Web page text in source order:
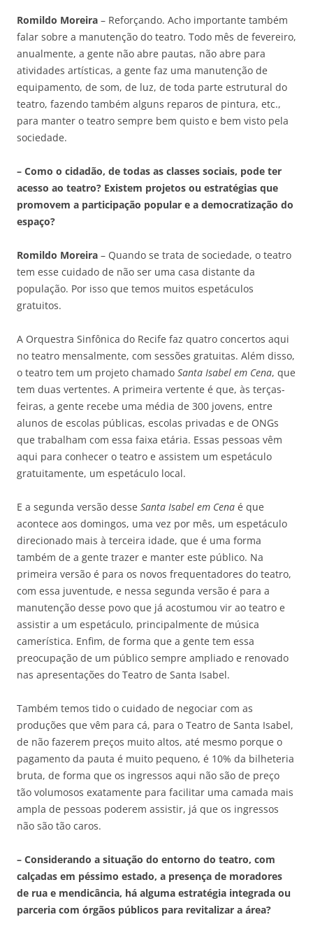
Romildo Moreira – Reforçando. Acho importante também
falar sobre a manutenção do teatro. Todo mês de fevereiro,
anualmente, a gente não abre pautas, não abre para
atividades artísticas, a gente faz uma manutenção de
equipamento, de som, de luz, de toda parte estrutural do
teatro, fazendo também alguns reparos de pintura, etc.,
para manter o teatro sempre bem quisto e bem visto pela
sociedade.
– Como o cidadão, de todas as classes sociais, pode ter
acesso ao teatro? Existem projetos ou estratégias que
promovem a participação popular e a democratização do
espaço?
Romildo Moreira – Quando se trata de sociedade, o teatro
tem esse cuidado de não ser uma casa distante da
população. Por isso que temos muitos espetáculos
gratuitos.
A Orquestra Sinfônica do Recife faz quatro concertos aqui
no teatro mensalmente, com sessões gratuitas. Além disso,
o teatro tem um projeto chamado Santa Isabel em Cena, que
tem duas vertentes. A primeira vertente é que, às terças-
feiras, a gente recebe uma média de 300 jovens, entre
alunos de escolas públicas, escolas privadas e de ONGs
que trabalham com essa faixa etária. Essas pessoas vêm
aqui para conhecer o teatro e assistem um espetáculo
gratuitamente, um espetáculo local.
E a segunda versão desse Santa Isabel em Cena é que
acontece aos domingos, uma vez por mês, um espetáculo
direcionado mais à terceira idade, que é uma forma
também de a gente trazer e manter este público. Na
primeira versão é para os novos frequentadores do teatro,
com essa juventude, e nessa segunda versão é para a
manutenção desse povo que já acostumou vir ao teatro e
assistir a um espetáculo, principalmente de música
camerística. Enfim, de forma que a gente tem essa
preocupação de um público sempre ampliado e renovado
nas apresentações do Teatro de Santa Isabel.
Também temos tido o cuidado de negociar com as
produções que vêm para cá, para o Teatro de Santa Isabel,
de não fazerem preços muito altos, até mesmo porque o
pagamento da pauta é muito pequeno, é 10% da bilheteria
bruta, de forma que os ingressos aqui não são de preço
tão volumosos exatamente para facilitar uma camada mais
ampla de pessoas poderem assistir, já que os ingressos
não são tão caros.
– Considerando a situação do entorno do teatro, com
calçadas em péssimo estado, a presença de moradores
de rua e mendicância, há alguma estratégia integrada ou
parceria com órgãos públicos para revitalizar a área?